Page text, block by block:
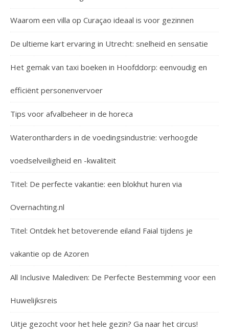
Waarom een villa op Curaçao ideaal is voor gezinnen
De ultieme kart ervaring in Utrecht: snelheid en sensatie
Het gemak van taxi boeken in Hoofddorp: eenvoudig en
efficiënt personenvervoer
Tips voor afvalbeheer in de horeca
Waterontharders in de voedingsindustrie: verhoogde
voedselveiligheid en -kwaliteit
Titel: De perfecte vakantie: een blokhut huren via
Overnachting.nl
Titel: Ontdek het betoverende eiland Faial tijdens je
vakantie op de Azoren
All Inclusive Malediven: De Perfecte Bestemming voor een
Huwelijksreis
Uitje gezocht voor het hele gezin? Ga naar het circus!